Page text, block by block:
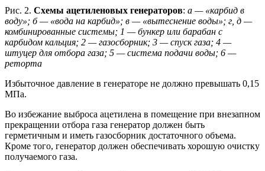
Рис. 2. Схемы ацетиленовых генераторов: а — «карбид в
воду»; б — «вода на карбид»; в — «вытеснение воды»; г, д —
комбинированные системы; 1 — бункер или барабан с
карбидом кальция; 2 — газосборник; 3 — спуск газа; 4 —
штуцер для отбора газа; 5 — система подачи воды; 6 —
реторта
Избыточное давление в генераторе не должно превышать 0,15
МПа.
Во избежание выброса ацетилена в помещение при внезапном
прекращении отбора газа генератор должен быть
герметичным и иметь газосборник достаточного объема.
Кроме того, генератор должен обеспечивать хорошую очистку
получаемого газа.